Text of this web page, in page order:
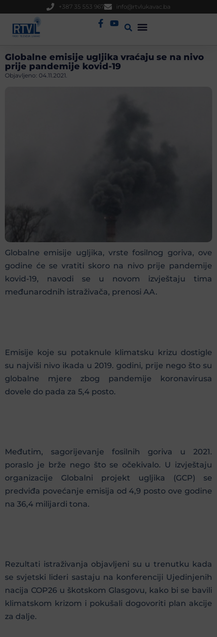
+387 35 553 967 info@rtvlukavac.ba
Globalne emisije ugljika vraćaju se na nivo
prije pandemije kovid-19
Objavljeno: 04.11.2021.
Globalne emisije ugljika, vrste fosilnog goriva, ove
godine će se vratiti skoro na nivo prije pandemije
kovid-19, navodi se u novom izvještaju tima
međunarodnih istraživača, prenosi AA.
Emisije koje su potaknule klimatsku krizu dostigle
su najviši nivo ikada u 2019. godini, prije nego što su
globalne mjere zbog pandemije koronavirusa
dovele do pada za 5,4 posto.
Međutim, sagorijevanje fosilnih goriva u 2021.
poraslo je brže nego što se očekivalo. U izvještaju
organizacije Globalni projekt ugljika (GCP) se
predviđa povećanje emisija od 4,9 posto ove godine
na 36,4 milijardi tona.
Rezultati istraživanja objavljeni su u trenutku kada
se svjetski lideri sastaju na konferenciji Ujedinjenih
nacija COP26 u škotskom Glasgovu, kako bi se bavili
klimatskom krizom i pokušali dogovoriti plan akcije
za dalje.